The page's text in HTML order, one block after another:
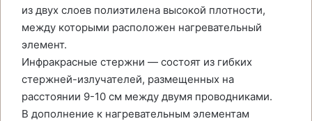
из двух слоев полиэтилена высокой плотности,
между которыми расположен нагревательный
элемент.
Инфракрасные стержни — состоят из гибких
стержней-излучателей, размещенных на
расстоянии 9-10 см между двумя проводниками.
В дополнение к нагревательным элементам